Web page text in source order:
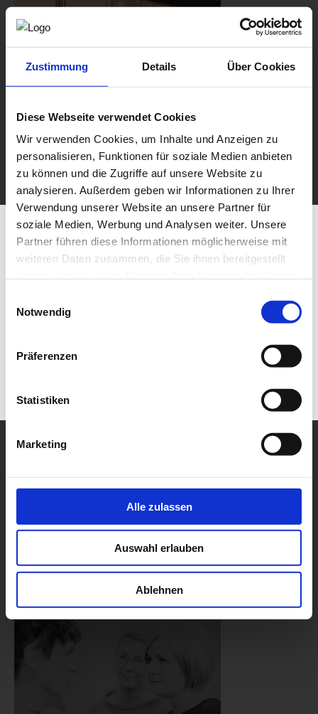
Zustimmung Details Über Cookies
Diese Webseite verwendet Cookies
Wir verwenden Cookies, um Inhalte und Anzeigen zu
personalisieren, Funktionen für soziale Medien anbieten
zu können und die Zugriffe auf unsere Website zu
analysieren. Außerdem geben wir Informationen zu Ihrer
Verwendung unserer Website an unsere Partner für
soziale Medien, Werbung und Analysen weiter. Unsere
Partner führen diese Informationen möglicherweise mit
weiteren Daten zusammen, die Sie ihnen bereitgestellt
Notwendig
Präferenzen
Statistiken
Marketing
Alle zulassen
Auswahl erlauben
Ablehnen